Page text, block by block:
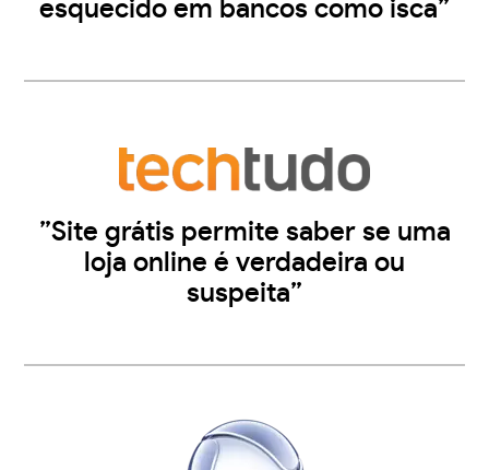
esquecido em bancos como isca”
”Site grátis permite saber se uma
loja online é verdadeira ou
suspeita”